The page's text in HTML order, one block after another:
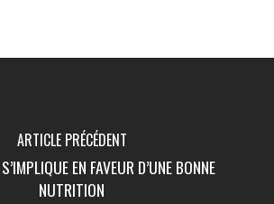
ARTICLE PRÉCÉDENT
EN FAVEUR D’UNE BONNE
NUTRITION